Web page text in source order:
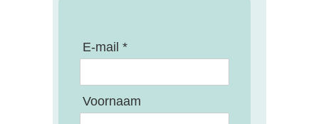
E-mail *
Voornaam